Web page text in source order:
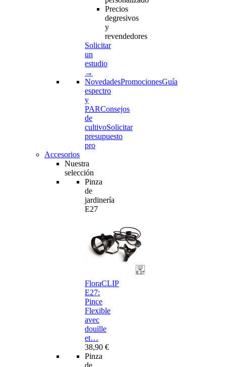
Precios
degresivos
y
revendedores
Solicitar
un
estudio
→
NovedadesPromocionesGuía
espectro
y
PARConsejos
de
cultivoSolicitar
presupuesto
pro
Accesorios
Nuestra
selección
Pinza
de
jardinería
E27
FloraCLIP
E27:
Pince
Flexible
avec
douille
et…
38,90 €
Pinza
de